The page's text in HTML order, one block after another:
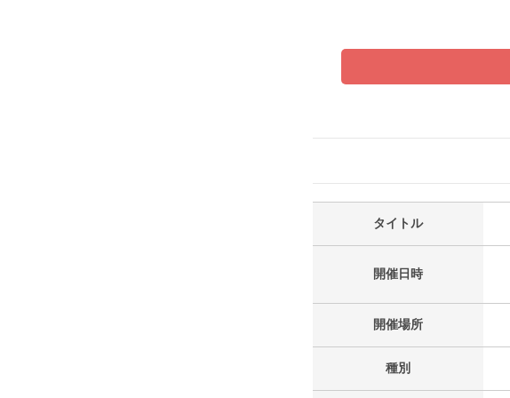
タイトル
開催日時
開催場所
種別